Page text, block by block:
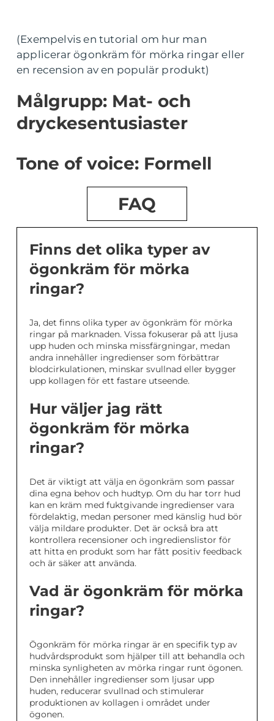
(Exempelvis en tutorial om hur man
applicerar ögonkräm för mörka ringar eller
en recension av en populär produkt)
Målgrupp: Mat- och
dryckesentusiaster
Tone of voice: Formell
FAQ
Finns det olika typer av
ögonkräm för mörka
ringar?
Ja, det finns olika typer av ögonkräm för mörka
ringar på marknaden. Vissa fokuserar på att ljusa
upp huden och minska missfärgningar, medan
andra innehåller ingredienser som förbättrar
blodcirkulationen, minskar svullnad eller bygger
upp kollagen för ett fastare utseende.
Hur väljer jag rätt
ögonkräm för mörka
ringar?
Det är viktigt att välja en ögonkräm som passar
dina egna behov och hudtyp. Om du har torr hud
kan en kräm med fuktgivande ingredienser vara
fördelaktig, medan personer med känslig hud bör
välja mildare produkter. Det är också bra att
kontrollera recensioner och ingredienslistor för
att hitta en produkt som har fått positiv feedback
och är säker att använda.
Vad är ögonkräm för mörka
ringar?
Ögonkräm för mörka ringar är en specifik typ av
hudvårdsprodukt som hjälper till att behandla och
minska synligheten av mörka ringar runt ögonen.
Den innehåller ingredienser som ljusar upp
huden, reducerar svullnad och stimulerar
produktionen av kollagen i området under
ögonen.